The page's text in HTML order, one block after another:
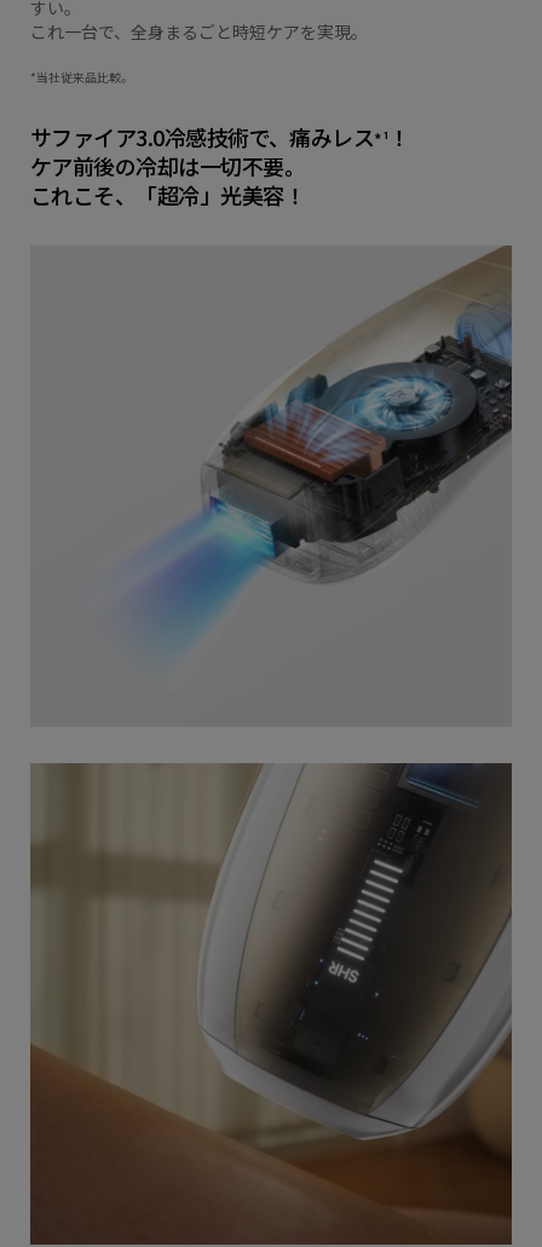
すい。
これ一台で、全身まるごと時短ケアを実現。
*当社従来品比較。
サファイア3.0冷感技術で、痛みレス*¹ ！
ケア前後の冷却は一切不要。
これこそ、「超冷」光美容！